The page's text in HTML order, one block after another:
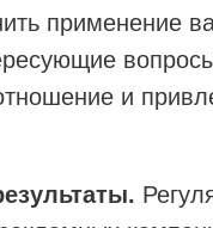
применение
и